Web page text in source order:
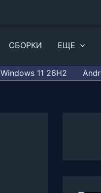
СБОРКИ ЕЩЕ
Windows 11 26H2